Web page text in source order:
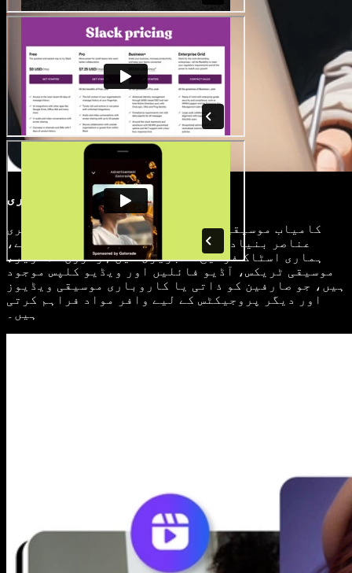
رائلٹی فری میڈیا لائبریری
کامیاب موسیقی ویڈیو کے لیے اعلی معیار کے بصری
عناصر بنیادی اہمیت رکھتے ہیں۔ خوش قسمتی سے،
ہماری اسٹاک فوٹیج لائبریری میں ہزاروں تصاویر،
موسیقی ٹریکس، آڈیو فائلیں اور ویڈیو کلپس موجود
ہیں، جو صارفین کو ذاتی یا کاروباری موسیقی ویڈیوز
اور دیگر پروجیکٹس کے لیے وافر مواد فراہم کرتی
ہیں۔